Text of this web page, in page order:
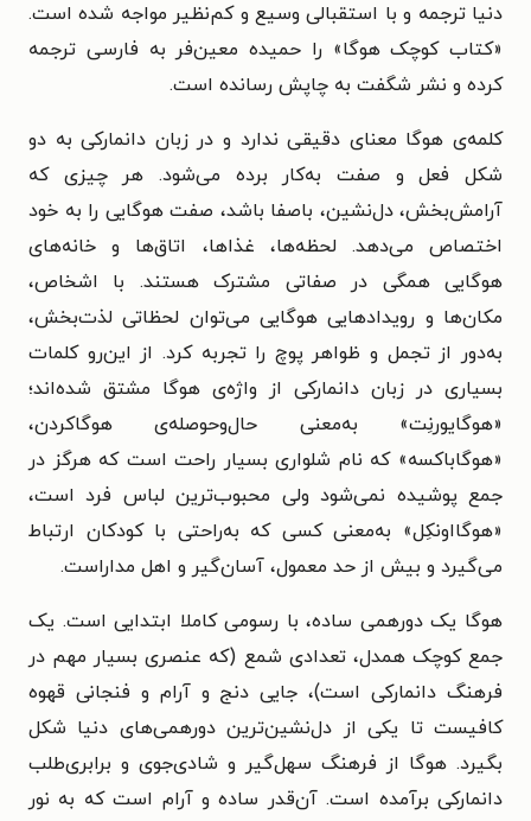
دنیا ترجمه و با استقبالی وسیع و کم‌نظیر مواجه شده است.
«کتاب کوچک هوگا» را حمیده معین‌فر به فارسی ترجمه
کرده و نشر شگفت به چاپش رسانده است.
کلمه‌ی هوگا معنای دقیقی ندارد و در زبان دانمارکی به دو
شکل فعل و صفت به‌کار برده می‌شود. هر چیزی که
آرامش‌بخش، دل‌نشین، باصفا باشد، صفت هوگایی را به خود
اختصاص می‌دهد. لحظه‌ها، غذاها، اتاق‌ها و خانه‌های
هوگایی همگی در صفاتی مشترک هستند. با اشخاص،
مکان‌ها و رویداد‌هایی هوگایی می‌توان لحظاتی لذت‌بخش،
به‌دور از تجمل و ظواهر پوچ را تجربه کرد. از این‌رو کلمات
بسیاری در زبان دانمارکی از واژه‌ی هوگا مشتق شده‌اند؛
«هوگایورنِت» به‌معنی حال‌وحوصله‌ی هوگاکردن،
«هوگاباکسه» که نام شلواری بسیار راحت است که هرگز در
جمع پوشیده نمی‌شود ولی محبوب‌ترین لباس فرد است،
«هوگااونکِل» به‌معنی کسی که به‌راحتی با کودکان ارتباط
می‌گیرد و بیش از حد معمول، آسان‌گیر و اهل مداراست.
هوگا یک دورهمی ساده، با رسومی کاملا ابتدایی است. یک
جمع کوچک همدل، تعدادی شمع (که عنصری بسیار مهم در
فرهنگ دانمارکی است)، جایی دنج و آرام و فنجانی قهوه
کافیست تا یکی از دل‌نشین‌ترین دورهمی‌های دنیا شکل
بگیرد. هوگا از فرهنگ سهل‌گیر و شادی‌جوی و برابری‌طلب
دانمارکی برآمده است. آن‌قدر ساده و آرام است که به نور